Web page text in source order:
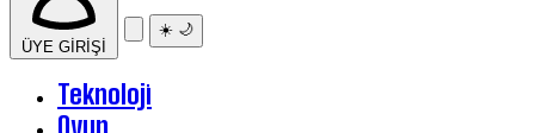
ÜYE GİRİŞİ
☀️ 🌙
Teknoloji
Oyun